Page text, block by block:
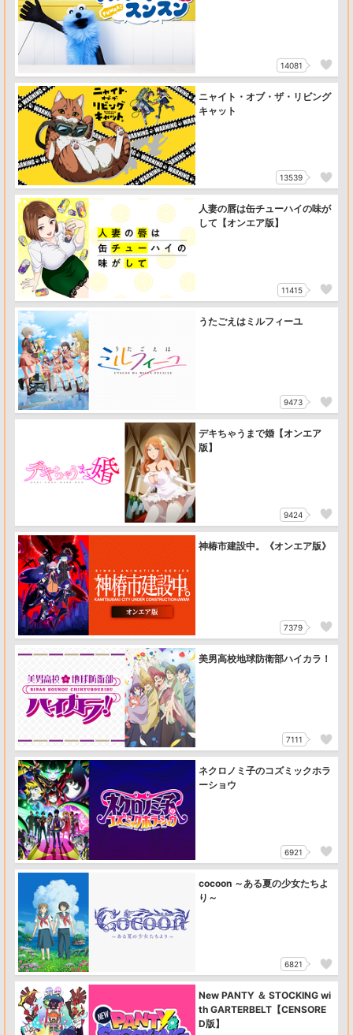
14081
ニャイト・オブ・ザ・リビング
キャット
13539
人妻の唇は缶チューハイの味が
して【オンエア版】
11415
うたごえはミルフィーユ
9473
デキちゃうまで婚【オンエア
版】
9424
神椿市建設中。《オンエア版》
7379
美男高校地球防衛部ハイカラ！
7111
ネクロノミ子のコズミックホラ
ーショウ
6921
cocoon ～ある夏の少女たちよ
り～
6821
New PANTY ＆ STOCKING wi
th GARTERBELT【CENSORE
D版】